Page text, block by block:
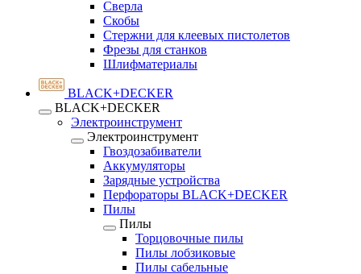
Сверла
Скобы
Стержни для клеевых пистолетов
Фрезы для станков
Шлифматериалы
BLACK+DECKER
BLACK+DECKER
Электроинструмент
Электроинструмент
Гвоздозабиватели
Аккумуляторы
Зарядные устройства
Перфораторы BLACK+DECKER
Пилы
Пилы
Торцовочные пилы
Пилы лобзиковые
Пилы сабельные